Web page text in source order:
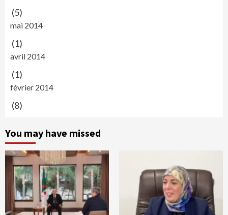
(5)
mai 2014
(1)
avril 2014
(1)
février 2014
(8)
You may have missed